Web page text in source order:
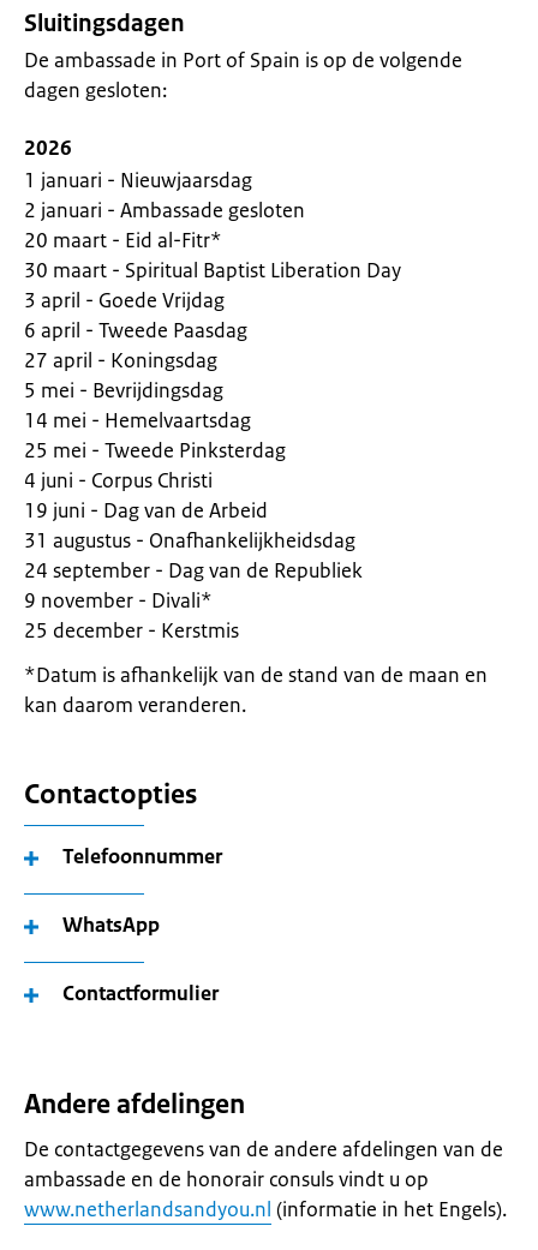
Sluitingsdagen
De ambassade in Port of Spain is op de volgende
dagen gesloten:
2026
1 januari - Nieuwjaarsdag
2 januari - Ambassade gesloten
20 maart - Eid al-Fitr*
30 maart - Spiritual Baptist Liberation Day
3 april - Goede Vrijdag
6 april - Tweede Paasdag
27 april - Koningsdag
5 mei - Bevrijdingsdag
14 mei - Hemelvaartsdag
25 mei - Tweede Pinksterdag
4 juni - Corpus Christi
19 juni - Dag van de Arbeid
31 augustus - Onafhankelijkheidsdag
24 september - Dag van de Republiek
9 november - Divali*
25 december - Kerstmis
*Datum is afhankelijk van de stand van de maan en
kan daarom veranderen.
Contactopties
Telefoonnummer
WhatsApp
Contactformulier
Andere afdelingen
De contactgegevens van de andere afdelingen van de
ambassade en de honorair consuls vindt u op
www.netherlandsandyou.nl (informatie in het Engels).